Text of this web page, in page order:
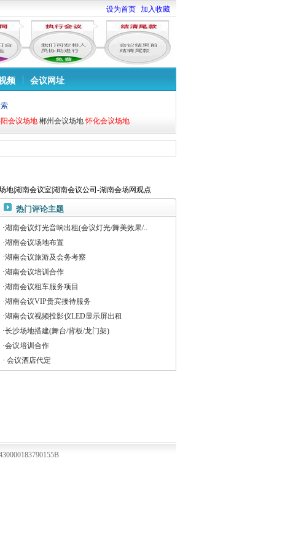
设为首页 加入收藏
频 会议网址
会议场地 郴州会议场地 怀化会议场地
地|湖南会议室|湖南会议公司-湖南会场网观点
热门评论主题
·湖南会议灯光音响出租(会议灯光/舞美效果/..
·湖南会议场地布置
·湖南会议旅游及会务考察
·湖南会议培训合作
·湖南会议租车服务项目
·湖南会议VIP贵宾接待服务
·湖南会议视频投影仪LED显示屏出租
·长沙场地搭建(舞台/背板/龙门架)
·会议培训合作
· 会议酒店代定